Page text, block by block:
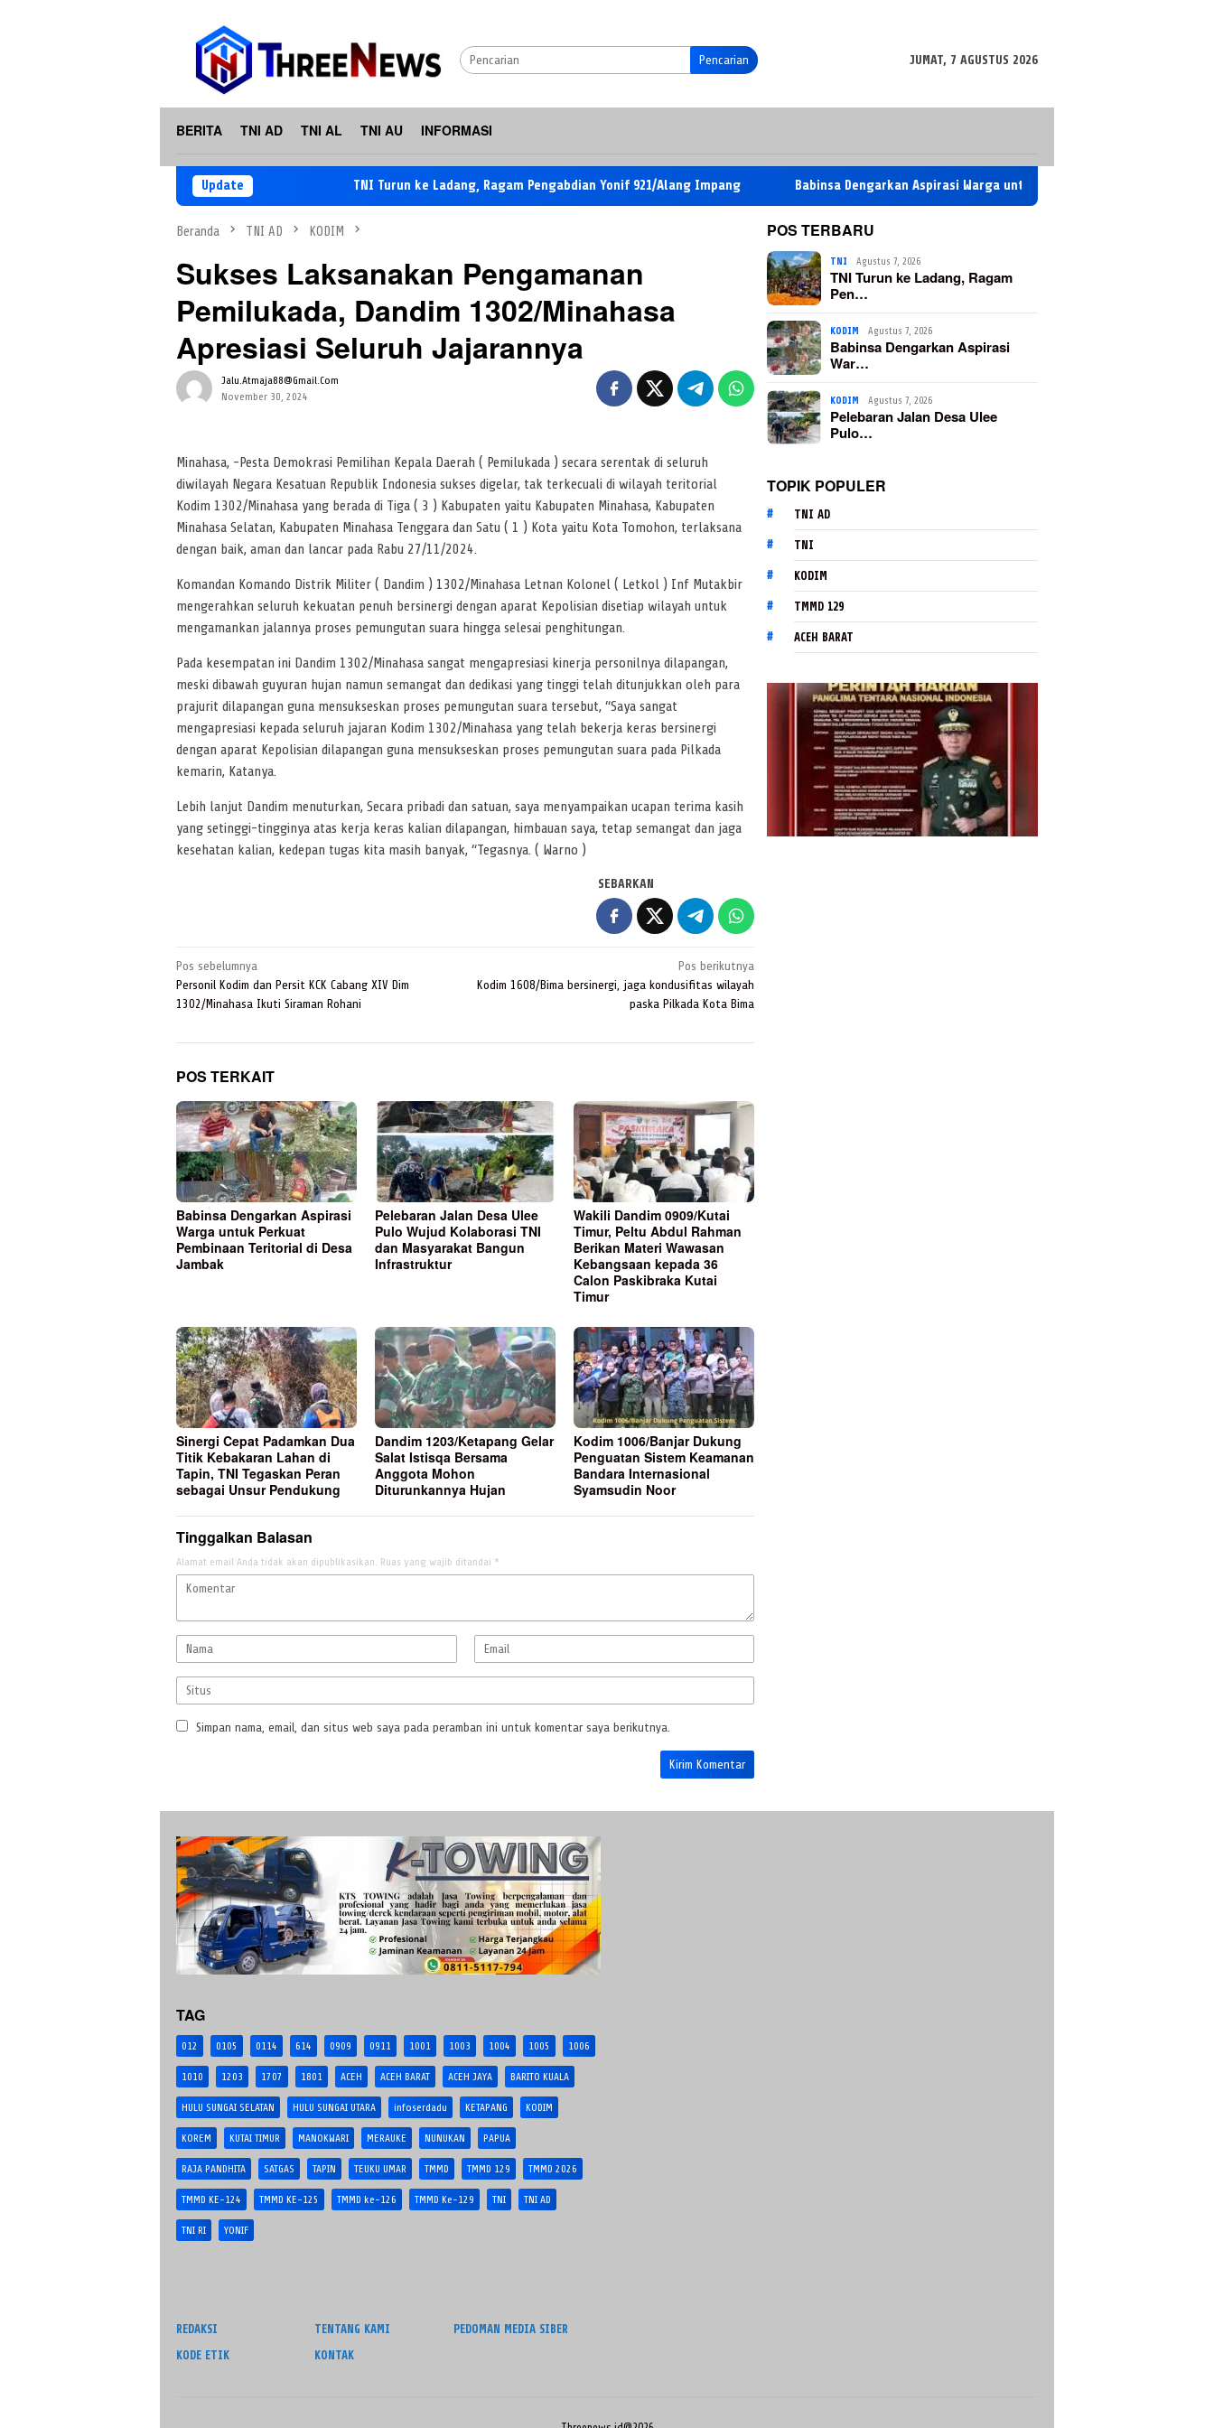
Pencarian
JUMAT, 7 AGUSTUS 2026
BERITA TNI AD TNI AL TNI AU INFORMASI
Update TNI Turun ke Ladang, Ragam Pengabdian Yonif 921/Alang Impang Babinsa Dengarkan Aspirasi Warga untuk Perkuat Pembinaan Teritorial di
Beranda TNI AD KODIM
Sukses Laksanakan Pengamanan
Pemilukada, Dandim 1302/Minahasa
Apresiasi Seluruh Jajarannya
Jalu.atmaja88@gmail.com
November 30, 2024
Minahasa, -Pesta Demokrasi Pemilihan Kepala Daerah ( Pemilukada ) secara serentak di seluruh
diwilayah Negara Kesatuan Republik Indonesia sukses digelar, tak terkecuali di wilayah teritorial
Kodim 1302/Minahasa yang berada di Tiga ( 3 ) Kabupaten yaitu Kabupaten Minahasa, Kabupaten
Minahasa Selatan, Kabupaten Minahasa Tenggara dan Satu ( 1 ) Kota yaitu Kota Tomohon, terlaksana
dengan baik, aman dan lancar pada Rabu 27/11/2024.
Komandan Komando Distrik Militer ( Dandim ) 1302/Minahasa Letnan Kolonel ( Letkol ) Inf Mutakbir
mengerahkan seluruh kekuatan penuh bersinergi dengan aparat Kepolisian disetiap wilayah untuk
mengamankan jalannya proses pemungutan suara hingga selesai penghitungan.
Pada kesempatan ini Dandim 1302/Minahasa sangat mengapresiasi kinerja personilnya dilapangan,
meski dibawah guyuran hujan namun semangat dan dedikasi yang tinggi telah ditunjukkan oleh para
prajurit dilapangan guna mensukseskan proses pemungutan suara tersebut, “Saya sangat
mengapresiasi kepada seluruh jajaran Kodim 1302/Minahasa yang telah bekerja keras bersinergi
dengan aparat Kepolisian dilapangan guna mensukseskan proses pemungutan suara pada Pilkada
kemarin, Katanya.
Lebih lanjut Dandim menuturkan, Secara pribadi dan satuan, saya menyampaikan ucapan terima kasih
yang setinggi-tingginya atas kerja keras kalian dilapangan, himbauan saya, tetap semangat dan jaga
kesehatan kalian, kedepan tugas kita masih banyak, “Tegasnya. ( Warno )
SEBARKAN
Navigasi
pos
Pos sebelumnya
Personil Kodim dan Persit KCK Cabang XIV Dim
1302/Minahasa Ikuti Siraman Rohani
Pos berikutnya
Kodim 1608/Bima bersinergi, jaga kondusifitas wilayah
paska Pilkada Kota Bima
POS TERKAIT
Babinsa Dengarkan Aspirasi
Warga untuk Perkuat
Pembinaan Teritorial di Desa
Jambak
Pelebaran Jalan Desa Ulee
Pulo Wujud Kolaborasi TNI
dan Masyarakat Bangun
Infrastruktur
Wakili Dandim 0909/Kutai
Timur, Peltu Abdul Rahman
Berikan Materi Wawasan
Kebangsaan kepada 36
Calon Paskibraka Kutai
Timur
Sinergi Cepat Padamkan Dua
Titik Kebakaran Lahan di
Tapin, TNI Tegaskan Peran
sebagai Unsur Pendukung
Dandim 1203/Ketapang Gelar
Salat Istisqa Bersama
Anggota Mohon
Diturunkannya Hujan
Kodim 1006/Banjar Dukung
Penguatan Sistem Keamanan
Bandara Internasional
Syamsudin Noor
Tinggalkan Balasan
Alamat email Anda tidak akan dipublikasikan. Ruas yang wajib ditandai *
Simpan nama, email, dan situs web saya pada peramban ini untuk komentar saya berikutnya.
POS TERBARU
TNI Agustus 7, 2026
TNI Turun ke Ladang, Ragam
Pen…
KODIM Agustus 7, 2026
Babinsa Dengarkan Aspirasi
War…
KODIM Agustus 7, 2026
Pelebaran Jalan Desa Ulee
Pulo…
TOPIK POPULER
TNI AD
TNI
KODIM
TMMD 129
ACEH BARAT
TAG
012 0105 0114 614 0909 0911 1001 1003 1004 1005 1006
1010 1203 1707 1801 ACEH ACEH BARAT ACEH JAYA BARITO KUALA
HULU SUNGAI SELATAN HULU SUNGAI UTARA infoserdadu KETAPANG KODIM
KOREM KUTAI TIMUR MANOKWARI MERAUKE NUNUKAN PAPUA
RAJA PANDHITA SATGAS TAPIN TEUKU UMAR TMMD TMMD 129 TMMD 2026
TMMD KE-124 TMMD KE-125 TMMD ke-126 TMMD Ke-129 TNI TNI AD
TNI RI YONIF
REDAKSI TENTANG KAMI
PEDOMAN MEDIA SIBER
KODE ETIK
KONTAK